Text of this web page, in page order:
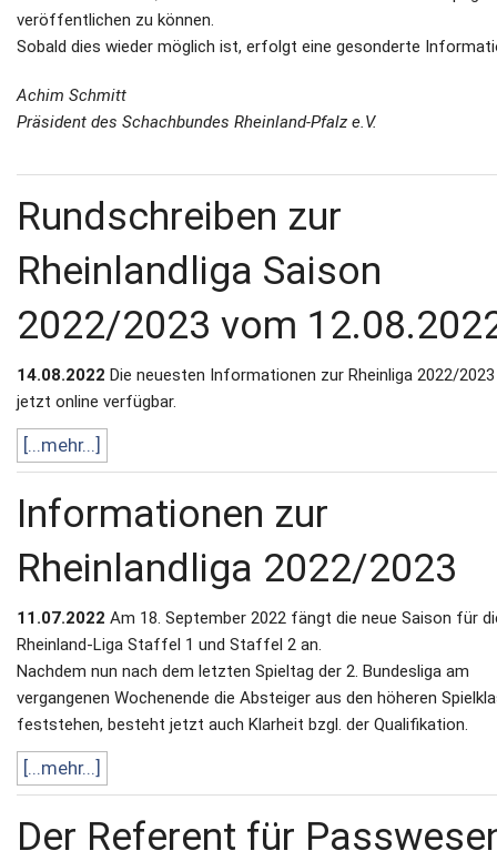
veröffentlichen zu können.
Sobald dies wieder möglich ist, erfolgt eine gesonderte
Achim Schmitt
Präsident des Schachbundes Rheinland-Pfalz e.V.
Rundschreiben zur
Rheinlandliga Saison
2022/2023 vom
14.08.2022 Die neuesten Informationen zur Rheinliga 2022/
jetzt online verfügbar.
[...mehr...]
Informationen zur
Rheinlandliga 2022/2023
11.07.2022 Am 18. September 2022 fängt die neue Saison für
Rheinland-Liga Staffel 1 und Staffel 2 an.
Nachdem nun nach dem letzten Spieltag der 2. Bundesliga am
vergangenen Wochenende die Absteiger aus den höheren
feststehen, besteht jetzt auch Klarheit bzgl. der Qualifikation.
[...mehr...]
Der Referent für